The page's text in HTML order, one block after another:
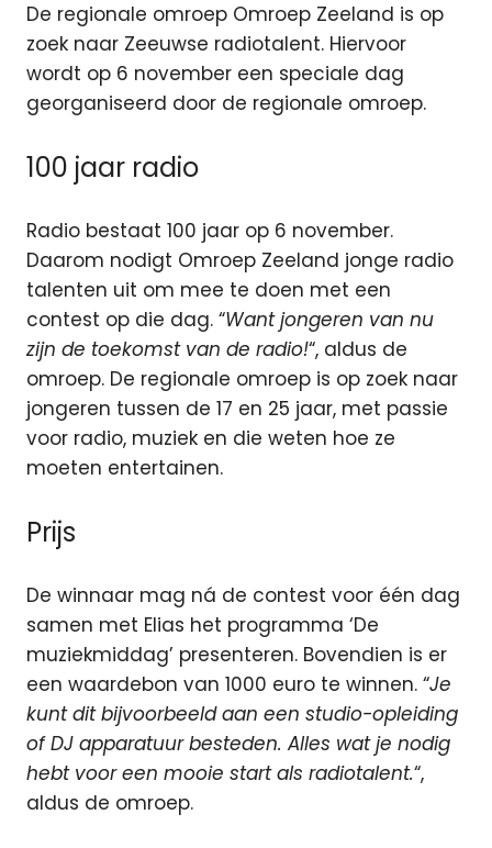
De regionale omroep Omroep Zeeland is op
zoek naar Zeeuwse radiotalent. Hiervoor
wordt op 6 november een speciale dag
georganiseerd door de regionale omroep.
100 jaar radio
Radio bestaat 100 jaar op 6 november.
Daarom nodigt Omroep Zeeland jonge radio
talenten uit om mee te doen met een
contest op die dag. “Want jongeren van nu
zijn de toekomst van de radio!“, aldus de
omroep. De regionale omroep is op zoek naar
jongeren tussen de 17 en 25 jaar, met passie
voor radio, muziek en die weten hoe ze
moeten entertainen.
Prijs
De winnaar mag ná de contest voor één dag
samen met Elias het programma ‘De
muziekmiddag’ presenteren. Bovendien is er
een waardebon van 1000 euro te winnen. “Je
kunt dit bijvoorbeeld aan een studio-opleiding
of DJ apparatuur besteden. Alles wat je nodig
hebt voor een mooie start als radiotalent.“,
aldus de omroep.